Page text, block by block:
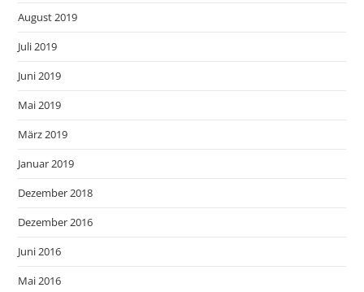
August 2019
Juli 2019
Juni 2019
Mai 2019
März 2019
Januar 2019
Dezember 2018
Dezember 2016
Juni 2016
Mai 2016